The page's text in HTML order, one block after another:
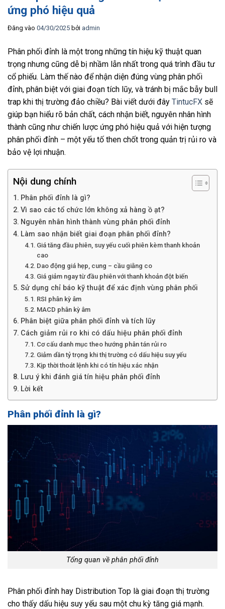
ứng phó hiệu quả
Đăng vào 04/30/2025 bởi admin
Phân phối đỉnh là một trong những tín hiệu kỹ thuật quan
trọng nhưng cũng dễ bị nhầm lẫn nhất trong quá trình đầu tư
cổ phiếu. Làm thế nào để nhận diện đúng vùng phân phối
đỉnh, phân biệt với giai đoạn tích lũy, và tránh bị mắc bẫy bull
trap khi thị trường đảo chiều? Bài viết dưới đây TintucFX sẽ
giúp bạn hiểu rõ bản chất, cách nhận biết, nguyên nhân hình
thành cũng như chiến lược ứng phó hiệu quả với hiện tượng
phân phối đỉnh – một yếu tố then chốt trong quản trị rủi ro và
bảo vệ lợi nhuận.
Nội dung chính
Phân phối đỉnh là gì?
Vì sao các tổ chức lớn không xả hàng ồ ạt?
Nguyên nhân hình thành vùng phân phối đỉnh
Làm sao nhận biết giai đoạn phân phối đỉnh?
Giá tăng đầu phiên, suy yếu cuối phiên kèm thanh khoản
cao
Dao động giá hẹp, cung – cầu giằng co
Giá giảm ngay từ đầu phiên với thanh khoản đột biến
Sử dụng chỉ báo kỹ thuật để xác định vùng phân phối
RSI phân kỳ âm
MACD phân kỳ âm
Phân biệt giữa phân phối đỉnh và tích lũy
Cách giảm rủi ro khi có dấu hiệu phân phối đỉnh
Cơ cấu danh mục theo hướng phân tán rủi ro
Giảm dần tỷ trọng khi thị trường có dấu hiệu suy yếu
Kịp thời thoát lệnh khi có tín hiệu xác nhận
Lưu ý khi đánh giá tín hiệu phân phối đỉnh
Lời kết
Phân phối đỉnh là gì?
Tổng quan về phân phối đỉnh
Phân phối đỉnh hay Distribution Top là giai đoạn thị trường
cho thấy dấu hiệu suy yếu sau một chu kỳ tăng giá mạnh.